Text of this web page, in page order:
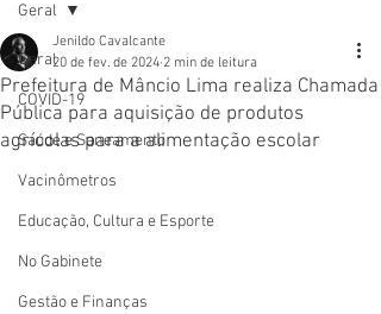
Geral
COVID-19
Saúde e Saneamento
Vacinômetros
Educação, Cultura e Esporte
No Gabinete
Gestão e Finanças
Geral
Prefeitura de Mâncio Lima realiza Chamada
Pública para aquisição de produtos
agrícolas para a alimentação escolar
Jenildo Cavalcante
20 de fev. de 2024 2 min de leitura